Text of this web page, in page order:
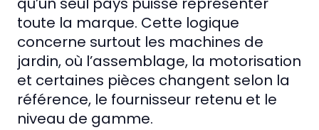
toute la marque. Cette logique
concerne surtout les machines de
jardin, où l’assemblage, la motorisation
et certaines pièces changent selon la
référence, le fournisseur retenu et le
niveau de gamme.